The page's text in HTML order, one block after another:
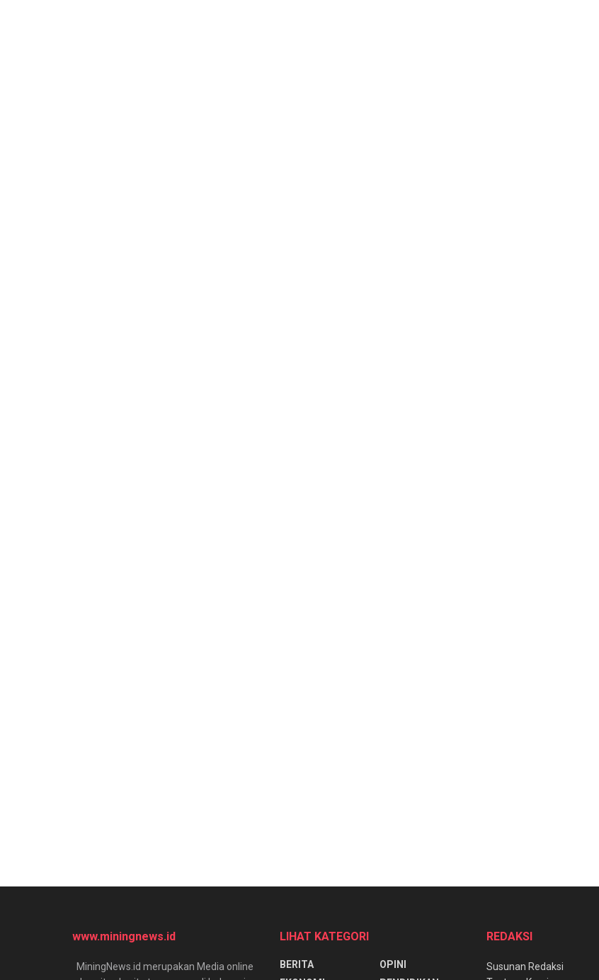
www.miningnews.id
MiningNews.id merupakan Media online
LIHAT KATEGORI
BERITA
OPINI
REDAKSI
Susunan Redaksi